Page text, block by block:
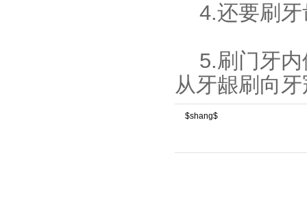
4.还要刷
5.刷门牙
从牙龈刷向
$shang$